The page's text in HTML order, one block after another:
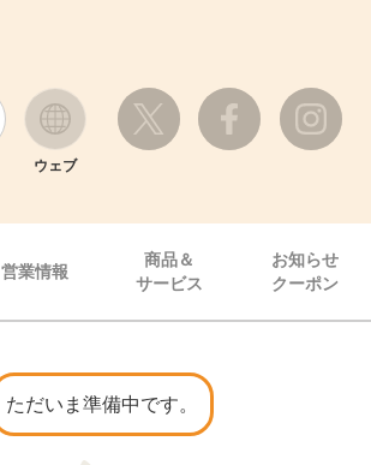
ウェブ
営業情報
商品＆
サービス
お知らせ
クーポン
ただいま準備中です。